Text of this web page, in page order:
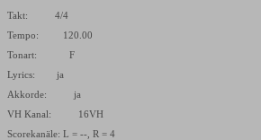
Takt: 4/4
Tempo: 120.00
Tonart: F
Lyrics: ja
Akkorde: ja
VH Kanal: 16VH
Scorekanäle: L = --, R = 4